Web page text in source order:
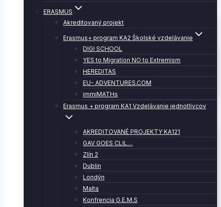
ERASMUS
Akreditovaný projekt
Erasmus+ program KA2 Školské vzdelávanie
DIGI SCHOOL
YES to Migration NO to Extremism
HEREDITAS
EU- ADVENTURES.COM
immiMATHs
Erasmus + program KA1 Vzdelávanie jednotlivcov
AKREDITOVANÉ PROJEKTY KA121
GAV GOES CLIL…
Zlín 2
Dublin
Londýn
Malta
Konfrencia G.E.M.S